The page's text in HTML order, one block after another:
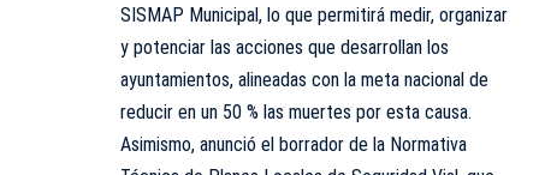
SISMAP Municipal, lo que permitirá medir, organizar
y potenciar las acciones que desarrollan los
ayuntamientos, alineadas con la meta nacional de
reducir en un 50 % las muertes por esta causa.
Asimismo, anunció el borrador de la Normativa